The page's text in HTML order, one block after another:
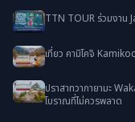
TTN TOUR ร่วมงา
เที่ยว คามิโคจิ
ปราสาทวากายามะ
โบราณที่ไม่ควรพลาด